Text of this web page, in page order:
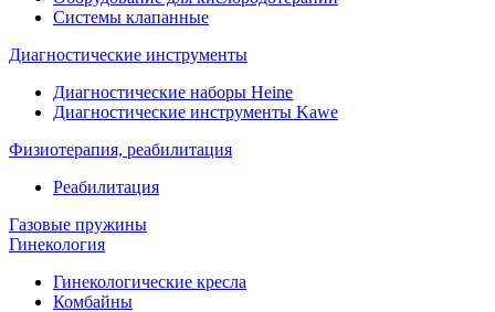
Системы клапанные
Диагностические инструменты
Диагностические наборы Heine
Диагностические инструменты Kawe
Физиотерапия, реабилитация
Реабилитация
Газовые пружины
Гинекология
Гинекологические кресла
Комбайны